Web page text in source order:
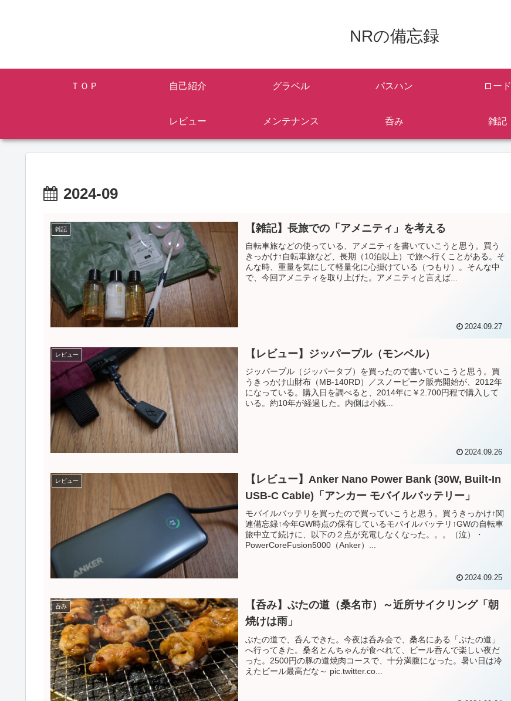
NRの備忘録
ＴＯＰ 自己紹介 グラベル パスハン ロード
レビュー メンテナンス 呑み 雑記
2024-09
雑記 【雑記】長旅での「アメニティ」を考える
自転車旅などの使っている、アメニティを書いていこうと思う。買う
きっかけ↑自転車旅など、長期（10泊以上）で旅へ行くことがある。そ
んな時、重量を気にして軽量化に心掛けている（つもり）。そんな中
で、今回アメニティを取り上げた。アメニティと言えば...
2024.09.27
レビュー 【レビュー】ジッパープル（モンベル）
ジッパープル（ジッパータブ）を買ったので書いていこうと思う。買
うきっかけ山財布（MB-140RD）／スノーピーク販売開始が、2012年
になっている。購入日を調べると、2014年に￥2.700円程で購入して
いる。約10年が経過した。内側は小銭...
2024.09.26
レビュー
【レビュー】Anker Nano Power Bank (30W, Built-In
USB-C Cable)「アンカー モバイルバッテリー」
モバイルバッテリを買ったので買っていこうと思う。買うきっかけ↑関
連備忘録↑今年GW時点の保有しているモバイルバッテリ↑GWの自転車
旅中立て続けに、以下の２点が充電しなくなった。。。（泣）・
PowerCoreFusion5000（Anker）...
2024.09.25
呑み
【呑み】ぶたの道（桑名市）～近所サイクリング「朝
焼けは雨」
ぶたの道で、呑んできた。今夜は呑み会で、桑名にある「ぶたの道」
へ行ってきた。桑名とんちゃんが食べれて、ビール呑んで楽しい夜だ
った。2500円の豚の道焼肉コースで、十分満腹になった。暑い日は冷
えたビール最高だな～ pic.twitter.co...